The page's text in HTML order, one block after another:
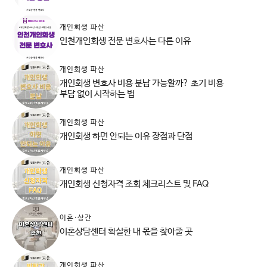
개인회생 파산
인천개인회생 전문 변호사는 다른 이유
개인회생 파산
개인회생 변호사 비용 분납 가능할까? 초기 비용
부담 없이 시작하는 법
개인회생 파산
개인회생 하면 안되는 이유 장점과 단점
개인회생 파산
개인회생 신청자격 조회 체크리스트 및 FAQ
이혼·상간
이혼상담센터 확실한 내 몫을 찾아줄 곳